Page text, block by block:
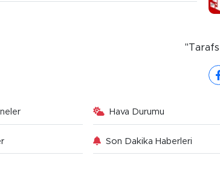
Hava Durumu
Son Dakika Haberleri